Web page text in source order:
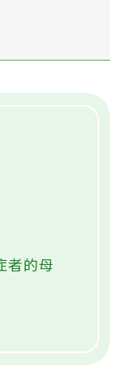
者的母